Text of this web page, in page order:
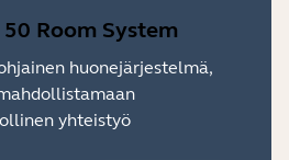
Room System
huonejärjestelmä,
yhteistyö